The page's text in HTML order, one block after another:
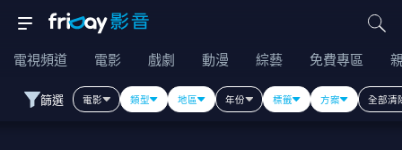
電視頻道 電影 戲劇 動漫 綜藝 免費專區
篩選 電影 類型 地區 年份 標籤 方案 全部清